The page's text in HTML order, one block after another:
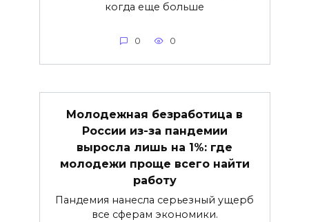
когда еще больше
0 0
Молодежная безработица в
России из-за пандемии
выросла лишь на 1%: где
молодежи проще всего найти
работу
Пандемия нанесла серьезный ущерб
все сферам экономики.